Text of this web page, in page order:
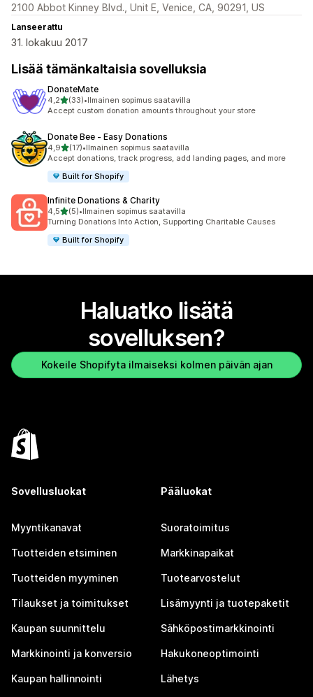
2100 Abbot Kinney Blvd., Unit E, Venice, CA, 90291, US
Lanseerattu
31. lokakuu 2017
Lisää tämänkaltaisia sovelluksia
DonateMate
4,2/ 5 tähteä
(33)
33 arvostelua yhteensä
•Ilmainen sopimus saatavilla
Accept custom donation amounts throughout your store
Donate Bee ‑ Easy Donations
4,9/ 5 tähteä
(17)
17 arvostelua yhteensä
•Ilmainen sopimus saatavilla
Accept donations, track progress, add landing pages, and more
Built for Shopify
Infinite Donations & Charity
4,5/ 5 tähteä
(5)
5 arvostelua yhteensä
•Ilmainen sopimus saatavilla
Turning Donations Into Action, Supporting Charitable Causes
Built for Shopify
Haluatko lisätä
sovelluksen?
Kokeile Shopifyta ilmaiseksi kolmen päivän ajan
Sovellusluokat
Myyntikanavat
Tuotteiden etsiminen
Tuotteiden myyminen
Tilaukset ja toimitukset
Kaupan suunnittelu
Markkinointi ja konversio
Kaupan hallinnointi
Pääluokat
Suoratoimitus
Markkinapaikat
Tuotearvostelut
Lisämyynti ja tuotepaketit
Sähköpostimarkkinointi
Hakukoneoptimointi
Lähetys